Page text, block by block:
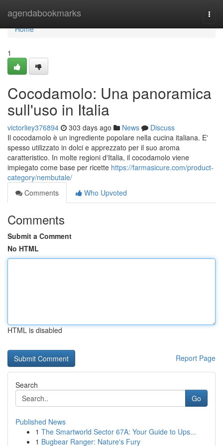
agendabookmarks
Home
Home
1
Cocodamolo: Una panoramica
sull'uso in Italia
victorliey376894 303 days ago News
Discuss
Il cocodamolo è un ingrediente popolare nella cucina italiana. E'
spesso utilizzato in dolci e apprezzato per il suo aroma
caratteristico. In molte regioni d'Italia, il cocodamolo viene
impiegato come base per ricette https://farmasicure.com/product-
category/nembutale/
Comments
Who Upvoted
Comments
Submit a Comment
No HTML
HTML is disabled
Report Page
Search
Go
Published News
1 The Smartworld Sector 67A: Your Guide to Ups...
1 Bugbear Ranger: Nature's Fury